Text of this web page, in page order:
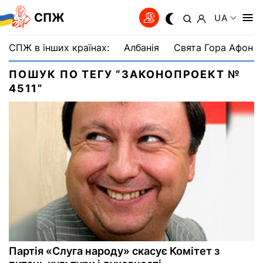
СПЖ UA
СПЖ в інших країнах: Албанія Свята Гора Афон
ПОШУК ПО ТЕГУ “ЗАКОНОПРОЕКТ №
4511”
Партія «Слуга народу» скасує Комітет з